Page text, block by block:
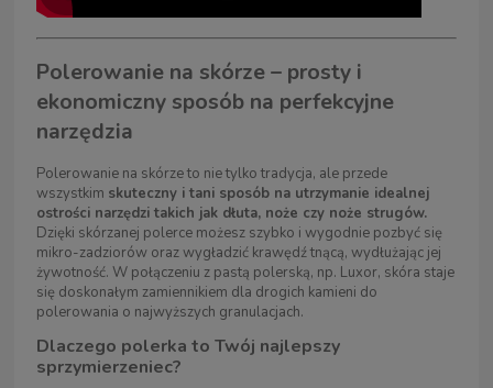
Polerowanie na skórze – prosty i
ekonomiczny sposób na perfekcyjne
narzędzia
Polerowanie na skórze to nie tylko tradycja, ale przede
wszystkim skuteczny i tani sposób na utrzymanie idealnej
ostrości narzędzi takich jak dłuta, noże czy noże strugów.
Dzięki skórzanej polerce możesz szybko i wygodnie pozbyć się
mikro-zadziorów oraz wygładzić krawędź tnącą, wydłużając jej
żywotność. W połączeniu z pastą polerską, np. Luxor, skóra staje
się doskonałym zamiennikiem dla drogich kamieni do
polerowania o najwyższych granulacjach.
Dlaczego polerka to Twój najlepszy
sprzymierzeniec?